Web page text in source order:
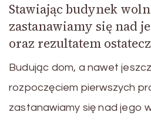
Stawiając budynek
zastanawiamy się nad
oraz rezultatem
Budując dom, a nawet
rozpoczęciem pierwszych
zastanawiamy się nad jego